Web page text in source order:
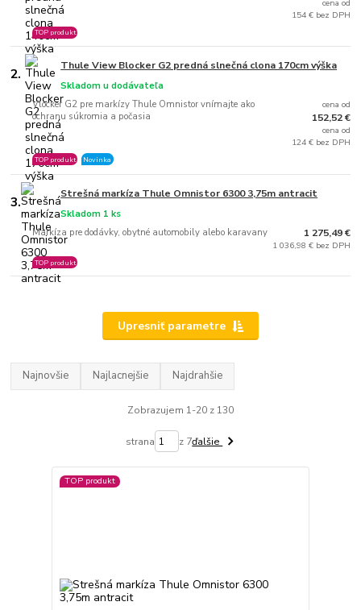
TOP produkt
cena od
154 € bez DPH
2. Thule View Blocker G2 predná slnečná clona 170cm výška
Vlocker G2 pre markízy Thule Omnistor vnímajte ako
ochranu súkromia a počasia
Skladom u dodávateľa
TOP produkt Novinka
cena od
152,52 €
cena od
124 € bez DPH
3. Strešná markíza Thule Omnistor 6300 3,75m antracit
Markíza pre dodávky, obytné automobily alebo karavany
Skladom 1 ks
TOP produkt
1 275,49 €
1 036,98 € bez DPH
Upresniť parametre
Najnovšie Najlacnejšie Najdrahšie
Zobrazujem 1-20 z 130
strana z 7ďalšie
TOP produkt